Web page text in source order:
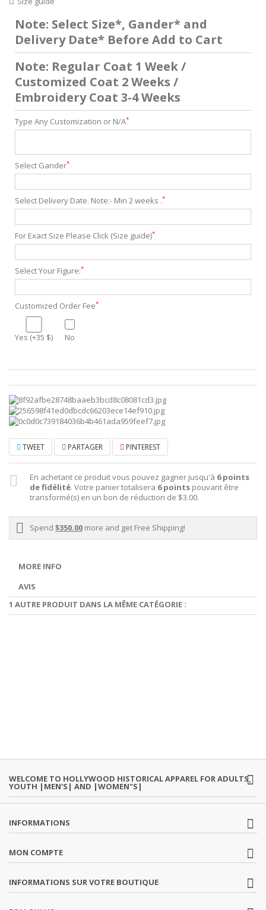
Note: Select Size*, Gander* and
Delivery Date* Before Add to Cart
Note: Regular Coat 1 Week /
Customized Coat 2 Weeks /
Embroidery Coat 3-4 Weeks
Type Any Customization or N/A*
Select Gander*
Select Delivery Date. Note:- Min 2 weeks .*
For Exact Size Please Click (Size guide)*
Select Your Figure:*
Customized Order Fee*
Yes (+35 $) No
TWEET PARTAGER PINTEREST
En achetant ce produit vous pouvez gagner jusqu'à 6points
de fidélité. Votre panier totalisera 6points pouvant être
transformé(s) en un bon de réduction de $3.00.
Spend $350.00 more and get Free Shipping!
MORE INFO
AVIS
1 AUTRE PRODUIT DANS LA MÊME CATÉGORIE :
WELCOME TO HOLLYWOOD HISTORICAL APPAREL FOR ADULTS,
YOUTH |MEN'S| AND |WOMEN"S|
INFORMATIONS
MON COMPTE
INFORMATIONS SUR VOTRE BOUTIQUE